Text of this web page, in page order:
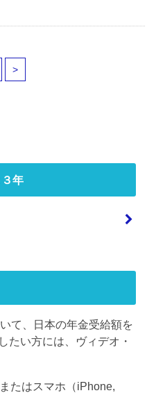
>
年
て、日本の年金受給額を
たい方には、ヴィデオ・
たはスマホ（iPhone,